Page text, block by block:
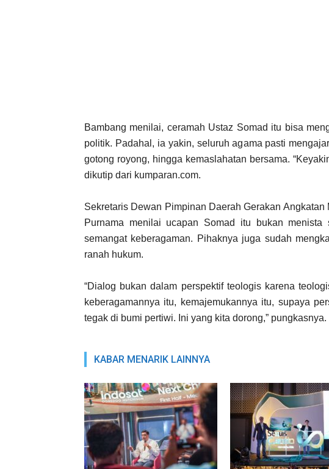
Bambang menilai, ceramah Ustaz Somad itu bisa
politik. Padahal, ia yakin, seluruh agama pasti
gotong royong, hingga kemaslahatan bersama.
dikutip dari kumparan.com.
Sekretaris Dewan Pimpinan Daerah Gerakan
Purnama menilai ucapan Somad itu bukan menista
semangat keberagaman. Pihaknya juga sudah
ranah hukum.
“Dialog bukan dalam perspektif teologis karena
keberagamannya itu, kemajemukannya itu, supaya
tegak di bumi pertiwi. Ini yang kita dorong,” pungkasnya.
KABAR MENARIK LAINNYA